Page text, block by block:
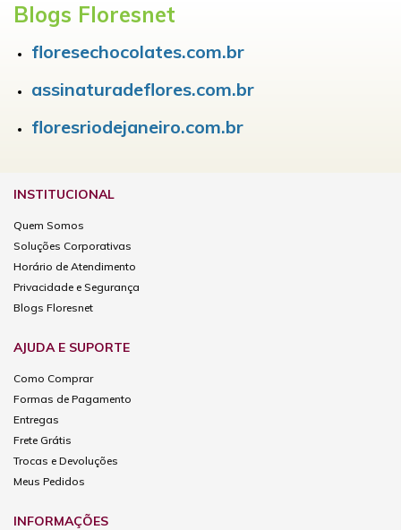
Blogs Floresnet
floresechocolates.com.br
assinaturadeflores.com.br
floresriodejaneiro.com.br
INSTITUCIONAL
Quem Somos
Soluções Corporativas
Horário de Atendimento
Privacidade e Segurança
Blogs Floresnet
AJUDA E SUPORTE
Como Comprar
Formas de Pagamento
Entregas
Frete Grátis
Trocas e Devoluções
Meus Pedidos
INFORMAÇÕES